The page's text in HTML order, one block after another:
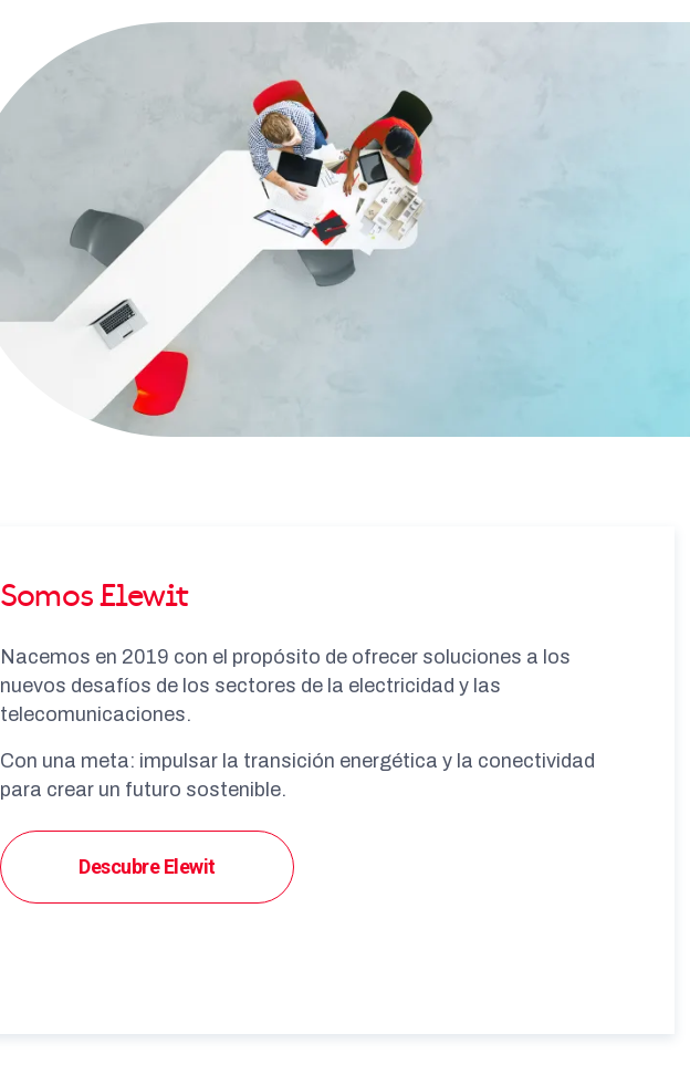
Somos Elewit
Nacemos en 2019 con el propósito de ofrecer soluciones a los
nuevos desafíos de los sectores de la electricidad y las
telecomunicaciones.
Con una meta: impulsar la transición energética y la conectividad
para crear un futuro sostenible.
Descubre Elewit